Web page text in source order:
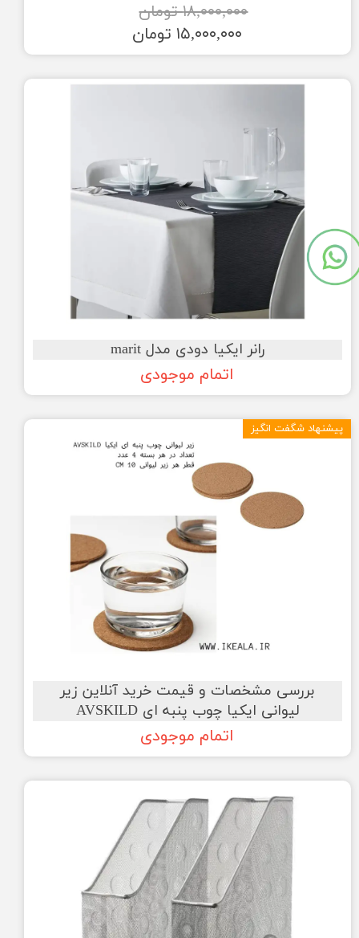
۱۸,۰۰۰,۰۰۰ تومان
۱۵,۰۰۰,۰۰۰ تومان
رانر ایکیا دودی مدل marit
اتمام موجودی
بررسی مشخصات و قیمت خرید آنلاین زیر
لیوانی ایکیا چوب پنبه ای AVSKILD
اتمام موجودی
پیشنهاد شگفت انگیز